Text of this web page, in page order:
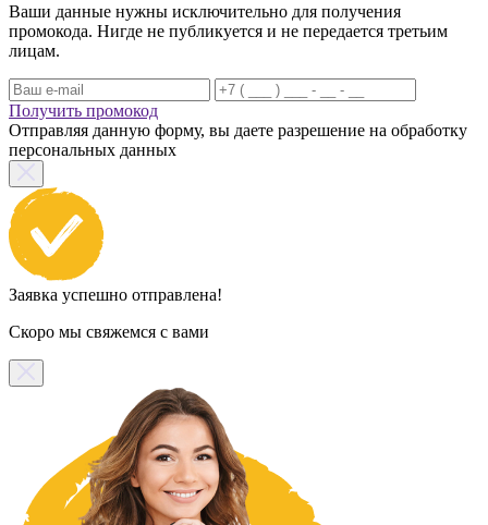
Ваши данные нужны исключительно для получения
промокода. Нигде не публикуется и не передается третьим
лицам.
Получить промокод
Отправляя данную форму, вы даете разрешение на обработку
персональных данных
Заявка успешно отправлена!
Скоро мы свяжемся с вами